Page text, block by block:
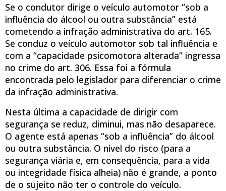
Se o condutor dirige o veículo automotor “sob a
influência do álcool ou outra substância” está
cometendo a infração administrativa do art. 165.
Se conduz o veículo automotor sob tal influência e
com a “capacidade psicomotora alterada” ingressa
no crime do art. 306. Essa foi a fórmula
encontrada pelo legislador para diferenciar o crime
da infração administrativa.
Nesta última a capacidade de dirigir com
segurança se reduz, diminui, mas não desaparece.
O agente está apenas “sob a influência” do álcool
ou outra substância. O nível do risco (para a
segurança viária e, em consequência, para a vida
ou integridade física alheia) não é grande, a ponto
de o sujeito não ter o controle do veículo.